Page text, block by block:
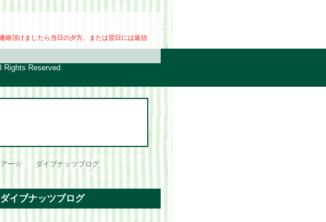
絡頂けましたら当日の夕方、または翌日には返信
アー☆ ダイブナッツブログ
ブナッツブログ
Rights Reserved.